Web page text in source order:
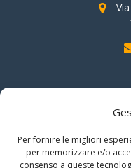
Per fornire le migliori
per memorizzare e/o
consenso a queste
indicando il
C.F.
firmando per la